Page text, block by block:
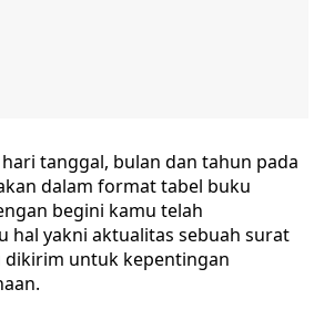
tanggal, bulan dan tahun pada
dalam format tabel buku
begini kamu telah
hal yakni aktualitas sebuah surat
dikirim untuk kepentingan